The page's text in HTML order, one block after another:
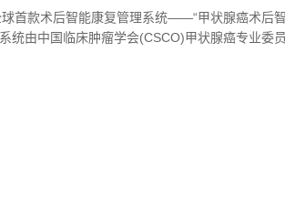
首款术后智能康复管理系统――“甲状腺癌术后
统由中国临床肿瘤学会(CSCO)甲状腺癌专业委